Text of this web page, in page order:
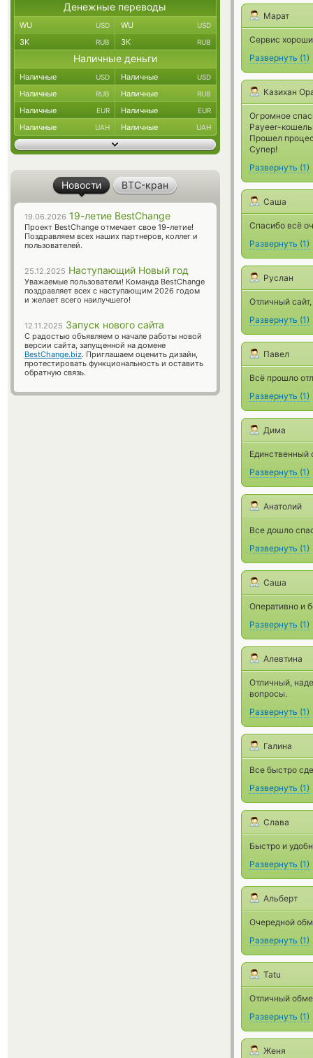
Марат
Сервис
Развернуть (1)
Казихан
Огромное
Payeer-
Прошел
Супер!
Развернуть (1)
Саша
Спасибо всё
Развернуть (1)
Руслан
Отличный
Развернуть (1)
Павел
Всё прошло
Развернуть (1)
Дима
Единственный
Развернуть (1)
Анатолий
Все дошло
Развернуть (1)
Саша
Оперативно и
Развернуть (1)
Алевтина
Отличный,
вопросы.
Развернуть (1)
Галина
Все быстро
Развернуть (1)
Слава
Быстро и
Развернуть (1)
Альберт
Очередной
Развернуть (1)
Tatu
Отличный
Развернуть (1)
Женя
Денежные переводы
WU USD WU USD
ЗК RUB ЗК RUB
Наличные деньги
Наличные USD Наличные USD
Наличные RUB Наличные RUB
Наличные EUR Наличные EUR
Наличные UAH Наличные UAH
Новости BTC-кран
19.06.2026 19-летие BestChange
Проект BestChange отмечает свое 19-летие!
Поздравляем всех наших партнеров, коллег и
пользователей.
25.12.2025 Наступающий Новый год
Уважаемые пользователи! Команда BestChange
поздравляет всех с наступающим 2026 годом
и желает всего наилучшего!
12.11.2025 Запуск нового сайта
С радостью объявляем о начале работы новой
версии сайта, запущенной на домене
BestChange.biz. Приглашаем оценить дизайн,
протестировать функциональность и оставить
обратную связь.